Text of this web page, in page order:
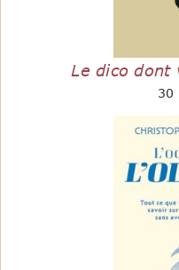
Le dico dont
30